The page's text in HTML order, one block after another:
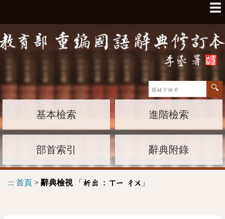
☰
基本檢索 進階檢索
部首索引 辭典附錄
::: 首頁 > 辭典檢視「 析出 : ㄒㄧ ㄔㄨ 」